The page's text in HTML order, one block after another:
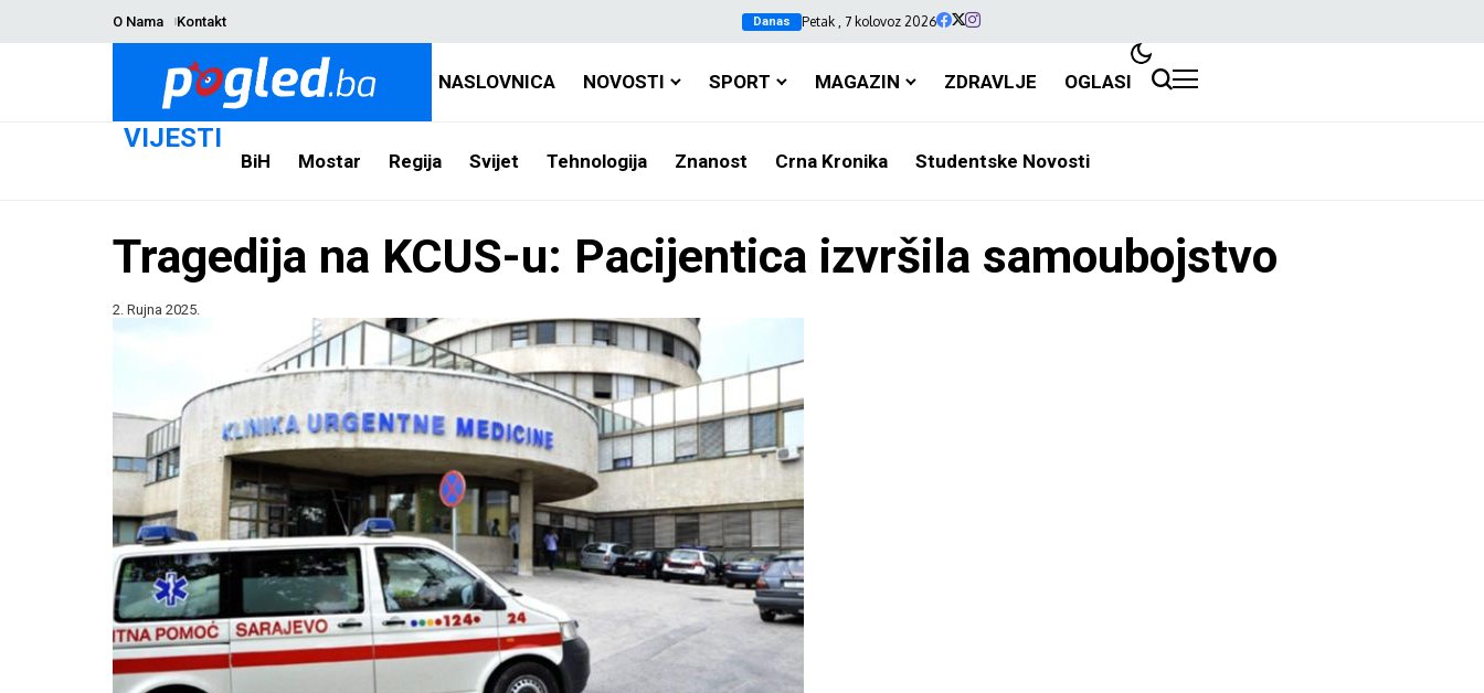
O Nama Kontakt Danas Petak , 7 kolovoz 2026
NASLOVNICA NOVOSTI SPORT MAGAZIN ZDRAVLJE OGLASI
VIJESTI
BiH Mostar Regija Svijet Tehnologija Znanost Crna Kronika Studentske Novosti
Tragedija na KCUS-u: Pacijentica izvršila samoubojstvo
2. Rujna 2025.